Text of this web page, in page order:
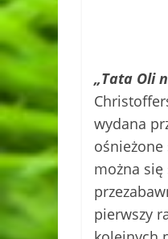
„Tata Oli
wydana
można się
pierwszy